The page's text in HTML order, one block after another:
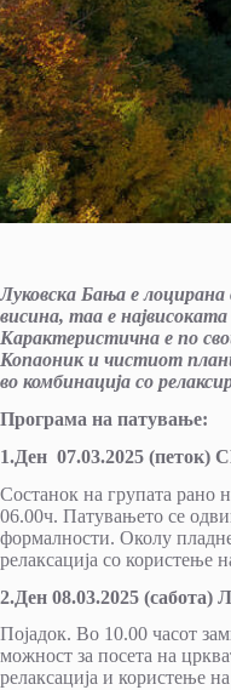
Луковска Бања е
висина, таа е
Карактеристична е по
Копаоник и чистиот
во комбинација со
Програма на патување:
1.Ден 07.03.2025
Состанок на групата рано
06.00ч. Патувањето се
формалности. Околу
релаксација со
2.Ден 08.03.2025
Појадок. Во 10.00 часот
можност за посета на
релаксација и користење